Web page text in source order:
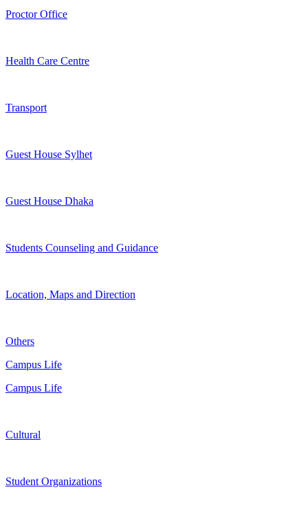
Proctor Office
Health Care Centre
Transport
Guest House Sylhet
Guest House Dhaka
Students Counseling and Guidance
Location, Maps and Direction
Others
Campus Life
Campus Life
Cultural
Student Organizations